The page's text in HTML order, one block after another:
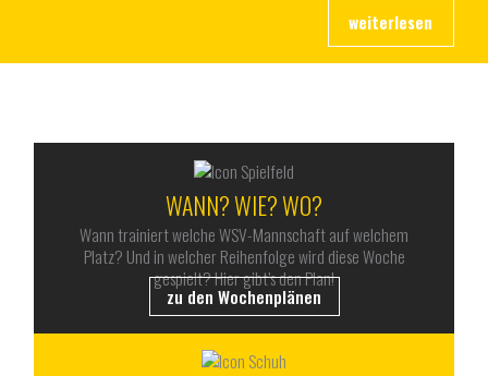
WANN? WIE? WO?
Wann trainiert welche WSV-Mannschaft auf welchem
Platz? Und in welcher Reihenfolge wird diese Woche
gespielt? Hier gibt’s den Plan!
zu den Wochenplänen